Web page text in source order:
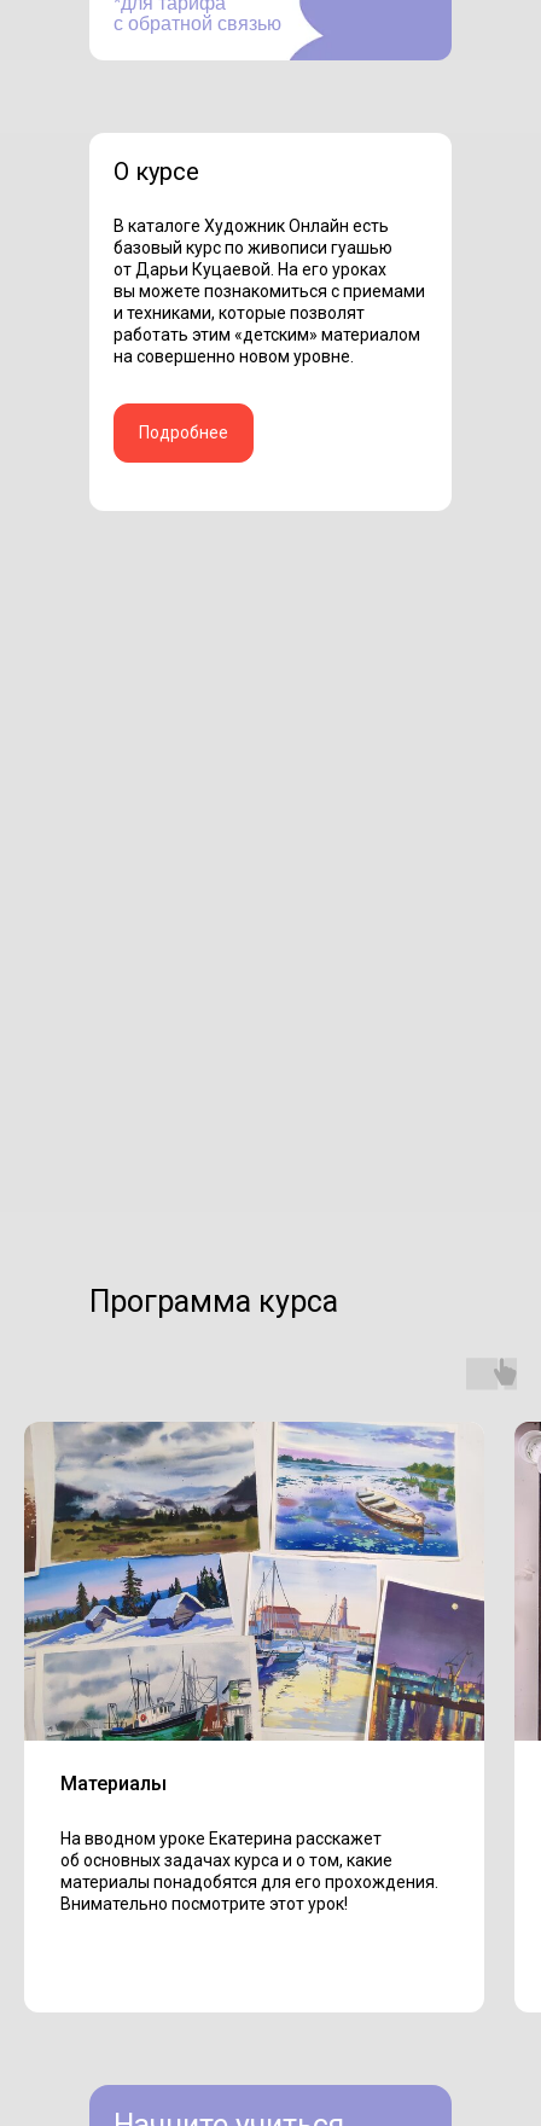
с обратной связью
О курсе
В каталоге Художник Онлайн есть
базовый курс по живописи гуашью
от Дарьи Куцаевой. На его уроках
вы можете познакомиться с приемами
и техниками, которые позволят
работать этим «детским» материалом
на совершенно новом уровне.
Подробнее
Программа курса
Материалы
На вводном уроке Екатерина расскажет
об основных задачах курса и о том, какие
материалы понадобятся для его прохождения.
Внимательно посмотрите этот урок!